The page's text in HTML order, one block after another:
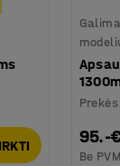
95.-
Be PVM